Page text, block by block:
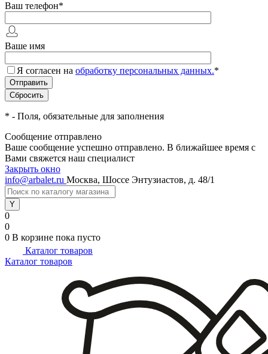
Ваш телефон*
Ваше имя
Я согласен на обработку персональных данных.*
* - Поля, обязательные для заполнения
Сообщение отправлено
Ваше сообщение успешно отправлено. В ближайшее время с
Вами свяжется наш специалист
Закрыть окно
info@arbalet.ru Москва, Шоссе Энтузиастов, д. 48/1
0
0
0 В корзине пока пусто
Каталог товаров
Каталог товаров